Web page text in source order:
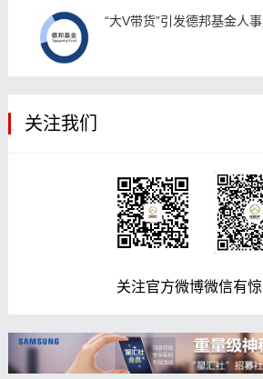
“大V带货”引发德邦基金人
关注我们
关注官方微博微信有